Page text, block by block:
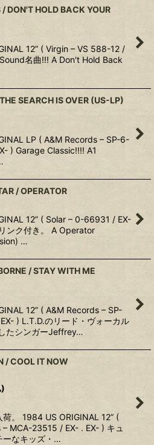
‎/ DON'T HOLD BACK YOUR
12” ( Virgin ‎– VS 588-12 /
名曲!!! A Don't Hold Back
SEARCH IS OVER (US-LP)
LP ( A&M Records ‎– SP-6-
) Garage Classic!!!! A1
‎/ OPERATOR
12” ( Solar ‎– 0-66931 / EX-
ンク付き。 A Operator
…
‎/ STAY WITH ME
12” ( A&M Records ‎– SP-
) L.T.D.のリード・ヴォーカル
たシンガーJeffrey…
‎/ COOL IT NOW
。 1984 US ORIGINAL 12” (
MCA-23515 / EX- . EX- ) キュ
ーなキッズ・…